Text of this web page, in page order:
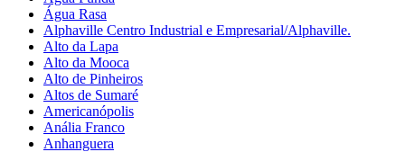
Água Rasa
Alphaville Centro Industrial e Empresarial/Alphaville.
Alto da Lapa
Alto da Mooca
Alto de Pinheiros
Altos de Sumaré
Americanópolis
Anália Franco
Anhanguera